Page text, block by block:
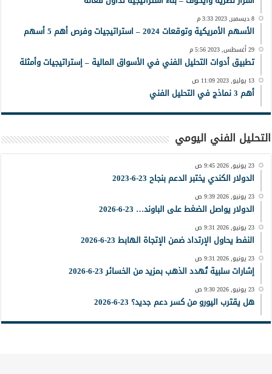
8 ديسمبر, 2023 3:33 م
الأسهم الأمريكية وتوقعات 2024 – استراتيجيات وفرص أهم 5 أسهم
29 أغسطس, 2023 5:56 م
تطبيق أدوات التحليل الفني في الأسواق المالية – إستراتيجيات وأمثلة
13 يوليو, 2023 11:09 ص
أهم 3 نماذج في التحليل الفني
التحليل الفني اليومي
23 يونيو, 2026 9:45 ص
الدولار الكندي يختبر الدعم بنجاح 23-6-2023
23 يونيو, 2026 9:39 ص
الدولار يواصل الضغط على الباوند… 23-6-2026
23 يونيو, 2026 9:31 ص
النفط يحاول الإرتداد ضمن الإتجاة الهابط 23-6-2026
23 يونيو, 2026 9:31 ص
إشارات سلبية تُهدد الذهب بمزيد من الخسائر 23-6-2026
23 يونيو, 2026 9:30 ص
هل يقترب اليورو من كسر دعم جديد؟ 23-6-2026